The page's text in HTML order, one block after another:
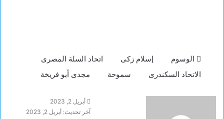
الوسوم إسلام زكى
اتحاد السلة المصرى
الاتحاد السكندرى
سموحة مجدى أبو فريخة
أبريل 2, 2023
آخر تحديث: أبريل 2, 2023